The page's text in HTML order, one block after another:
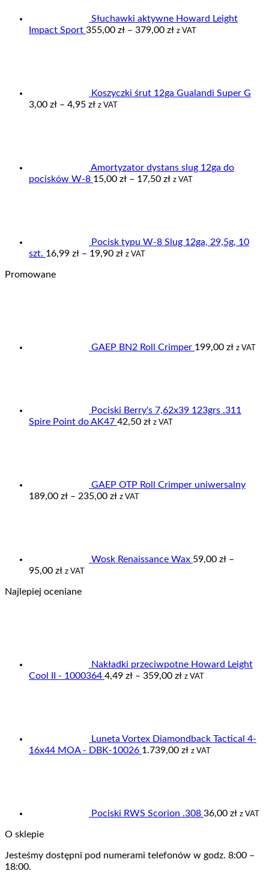
Słuchawki aktywne Howard Leight
Impact Sport 355,00 zł – 379,00 złZakres
z VAT
Koszyczki śrut 12ga Gualandi Super G
3,00 zł – 4,95 złZakres
z VAT
Amortyzator dystans slug 12ga do
pocisków W-8 15,00 zł – 17,50 złZakres
z VAT
Pocisk typu W-8 Slug 12ga, 29,5g, 10
szt. 16,99 zł – 19,90 złZakres
z VAT
Promowane
GAEP BN2 Roll Crimper 199,00 zł z VAT
Pociski Berry's 7,62x39 123grs .311
Spire Point do AK47 42,50 zł z VAT
GAEP OTP Roll Crimper uniwersalny
189,00 zł – 235,00 złZakres
z VAT
Wosk Renaissance Wax 59,00 zł –
95,00 złZakres
od
z VAT
Najlepiej oceniane
Nakładki przeciwpotne Howard Leight
Cool II - 1000364 4,49 zł – 359,00 złZakres
z VAT
Luneta Vortex Diamondback Tactical 4-
16x44 MOA - DBK-10026 1.739,00 zł z VAT
Pociski RWS Scorion .308 36,00 zł z VAT
O sklepie
Jesteśmy dostępni pod numerami telefonów w godz. 8:00 –
18:00.